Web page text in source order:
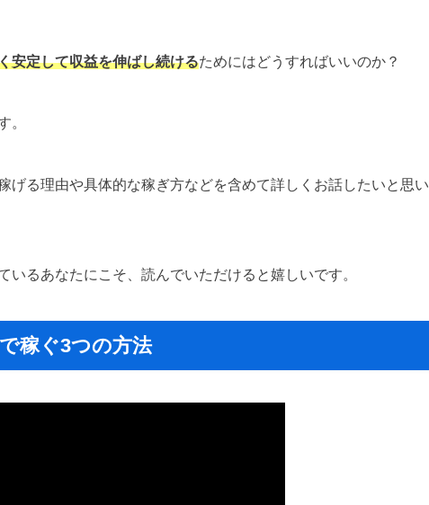
安定して収益を伸ばし続けるためにはどうすればいいのか？
。
げる理由や具体的な稼ぎ方などを含めて詳しくお話したいと思い
いるあなたにこそ、読んでいただけると嬉しいです。
稼ぐ3つの方法